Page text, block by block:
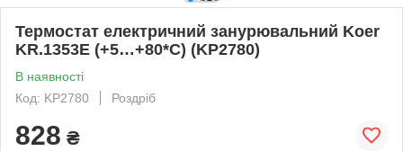
Термостат електричний занурювальний Koer
KR.1353E (+5…+80*C) (KP2780)
В наявності
Код: KP2780
Роздріб
828 ₴